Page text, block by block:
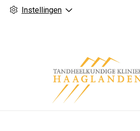
Instellingen